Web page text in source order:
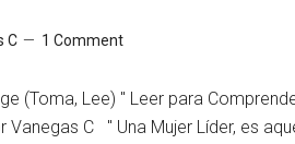
C 1 Comment
(Toma, Lee) " Leer para
Vanegas C " Una Mujer Líder, es